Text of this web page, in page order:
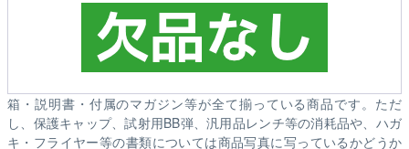
箱・説明書・付属のマガジン等が全て揃っている商品です。ただ
し、保護キャップ、試射用BB弾、汎用品レンチ等の消耗品や、ハガ
キ・フライヤー等の書類については商品写真に写っているかどうか